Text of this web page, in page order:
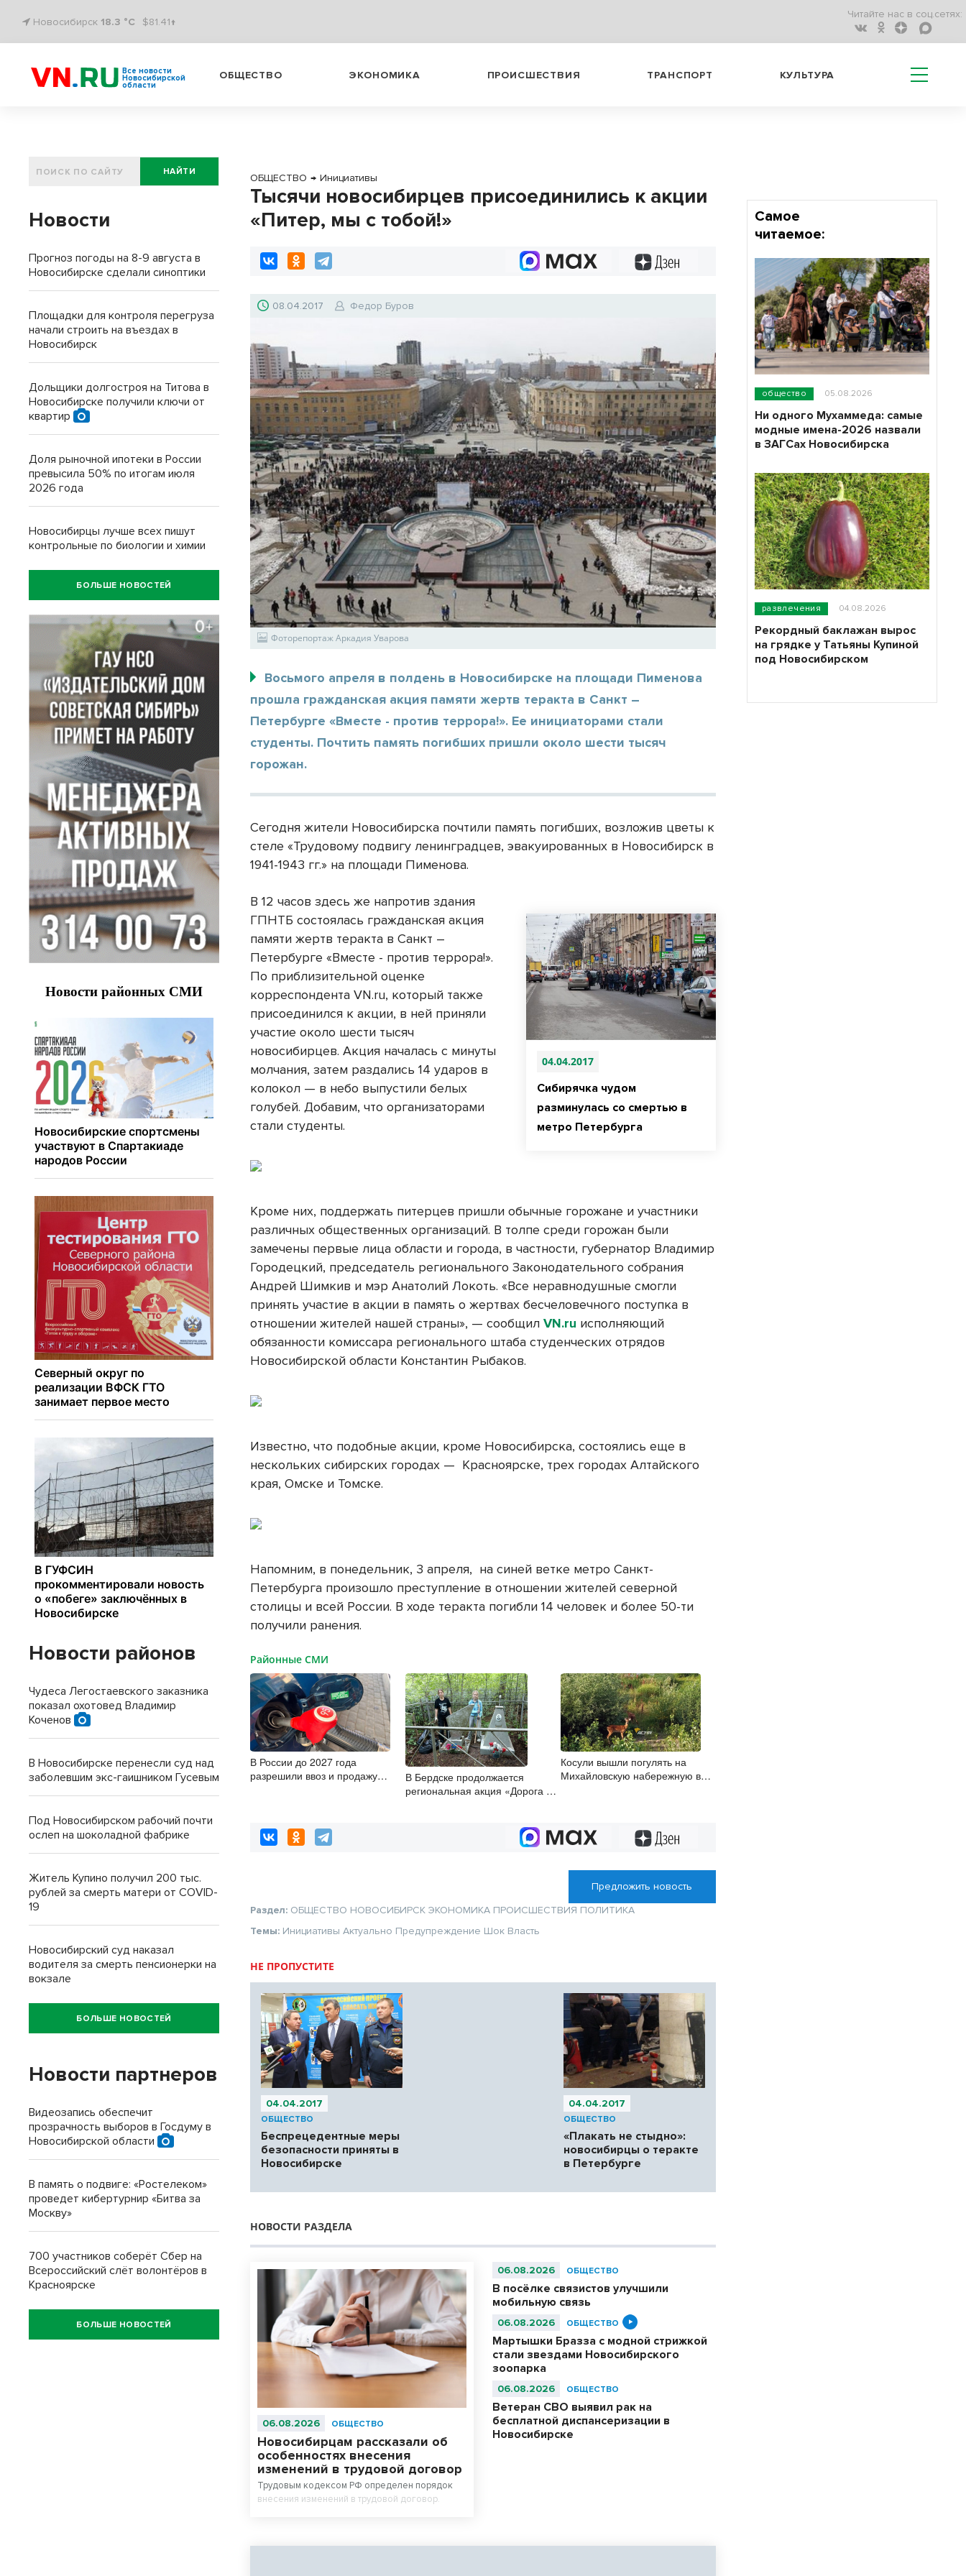
Новосибирск 18.3 °C $81.41↑
Читайте нас в соц.сетях:
Все новости
Новосибирской
области
ОБЩЕСТВО ЭКОНОМИКА ПРОИСШЕСТВИЯ ТРАНСПОРТ КУЛЬТУРА
ОБЩЕСТВО → Инициативы
Тысячи новосибирцев присоединились к акции
«Питер, мы с тобой!»
08.04.2017 Федор Буров
Фоторепортаж Аркадия Уварова
Восьмого апреля в полдень в Новосибирске на площади Пименова
прошла гражданская акция памяти жертв теракта в Санкт –
Петербурге «Вместе - против террора!». Ее инициаторами стали
студенты. Почтить память погибших пришли около шести тысяч
горожан.
Сегодня жители Новосибирска почтили память погибших, возложив цветы к
стеле «Трудовому подвигу ленинградцев, эвакуированных в Новосибирск в
1941-1943 гг.» на площади Пименова.
04.04.2017
Сибирячка чудом
разминулась со смертью в
метро Петербурга
В 12 часов здесь же напротив здания
ГПНТБ состоялась гражданская акция
памяти жертв теракта в Санкт –
Петербурге «Вместе - против террора!».
По приблизительной оценке
корреспондентаVN.ru, который также
присоединился к акции, в ней приняли
участие около шести тысяч
новосибирцев. Акция началась с минуты
молчания, затем раздались 14 ударов в
колокол — в небо выпустили белых
голубей. Добавим, что организаторами
стали студенты.
Кроме них, поддержать питерцев пришли обычные горожане и участники
различных общественных организаций. В толпе среди горожан были
замечены первые лица области и города, в частности, губернатор Владимир
Городецкий, председатель регионального Законодательного собрания
Андрей Шимкив и мэр Анатолий Локоть. «Все неравнодушные смогли
принять участие в акции в память о жертвах бесчеловечного поступка в
отношении жителей нашей страны», — сообщилVN.ru исполняющий
обязанности комиссара регионального штаба студенческих отрядов
Новосибирской области Константин Рыбаков.
Известно, что подобные акции, кроме Новосибирска, состоялись еще в
нескольких сибирских городах — Красноярске, трех городах Алтайского
края, Омске и Томске.
Напомним, в понедельник, 3 апреля, на синей ветке метро Санкт-
Петербурга произошло преступление в отношении жителей северной
столицы и всей России. В ходе теракта погибли 14 человек и более 50-ти
получили ранения.
Районные СМИ
В России до 2027 года
разрешили ввоз и продажу
В Бердске продолжается
региональная акция «Дорога к
Косули вышли погулять на
Михайловскую набережную в
Предложить новость
Раздел: ОБЩЕСТВО НОВОСИБИРСК ЭКОНОМИКА ПРОИСШЕСТВИЯ ПОЛИТИКА
Темы: Инициативы Актуально Предупреждение Шок Власть
НЕ ПРОПУСТИТЕ
04.04.2017
ОБЩЕСТВО
Беспрецедентные меры
безопасности приняты в
Новосибирске
04.04.2017
ОБЩЕСТВО
«Плакать не стыдно»:
новосибирцы о теракте
в Петербурге
НОВОСТИ РАЗДЕЛА
06.08.2026 ОБЩЕСТВО
Новосибирцам рассказали об
особенностях внесения
изменений в трудовой договор
Трудовым кодексом РФ определен порядок
внесения изменений в трудовой договор.
06.08.2026 ОБЩЕСТВО
В посёлке связистов улучшили
мобильную связь
06.08.2026 ОБЩЕСТВО
Мартышки Бразза с модной стрижкой
стали звездами Новосибирского
зоопарка
06.08.2026 ОБЩЕСТВО
Ветеран СВО выявил рак на
бесплатной диспансеризации в
Новосибирске
НАЙТИ
Новости
Прогноз погоды на 8-9 августа в
Новосибирске сделали синоптики
Площадки для контроля перегруза
начали строить на въездах в
Новосибирск
Дольщики долгостроя на Титова в
Новосибирске получили ключи от
квартир
Доля рыночной ипотеки в России
превысила 50% по итогам июля
2026 года
Новосибирцы лучше всех пишут
контрольные по биологии и химии
БОЛЬШЕ НОВОСТЕЙ
Новости районов
Чудеса Легостаевского заказника
показал охотовед Владимир
Коченов
В Новосибирске перенесли суд над
заболевшим экс-гаишником Гусевым
Под Новосибирском рабочий почти
ослеп на шоколадной фабрике
Житель Купино получил 200 тыс.
рублей за смерть матери от COVID-
19
Новосибирский суд наказал
водителя за смерть пенсионерки на
вокзале
БОЛЬШЕ НОВОСТЕЙ
Новости партнеров
Видеозапись обеспечит
прозрачность выборов в Госдуму в
Новосибирской области
В память о подвиге: «Ростелеком»
проведет кибертурнир «Битва за
Москву»
700 участников соберёт Сбер на
Всероссийский слёт волонтёров в
Красноярске
БОЛЬШЕ НОВОСТЕЙ
Самое
читаемое:
общество 05.08.2026
Ни одного Мухаммеда: самые
модные имена-2026 назвали
в ЗАГСах Новосибирска
развлечения 04.08.2026
Рекордный баклажан вырос
на грядке у Татьяны Купиной
под Новосибирском